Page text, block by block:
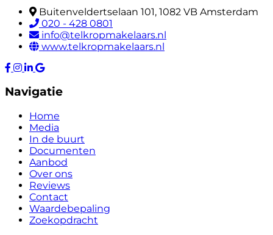
Buitenveldertselaan 101, 1082 VB Amsterdam
020 - 428 0801
info@telkropmakelaars.nl
www.telkropmakelaars.nl
Navigatie
Home
Media
In de buurt
Documenten
Aanbod
Over ons
Reviews
Contact
Waardebepaling
Zoekopdracht